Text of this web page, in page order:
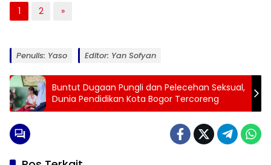
1 2 »
Penulis: Yaso Editor: Yan Sofyan
Buntut Dugaan Pungli dan Pelecehan Seksual,
Dunia Pendidikan Kota Bogor Tercoreng